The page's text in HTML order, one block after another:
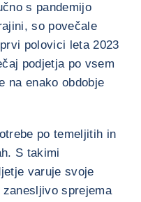
s pandemijo
so povečale
polovici leta 2023
podjetja po vsem
na enako obdobje
po temeljitih in
S takimi
varuje svoje
sprejema